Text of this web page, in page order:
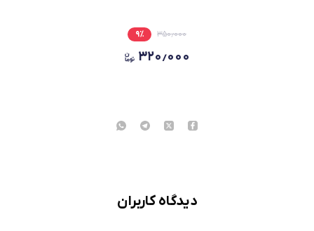
۳۵۰٫۰۰۰ ۹٪
۳۲۰٫۰۰۰
دیدگاه کاربران